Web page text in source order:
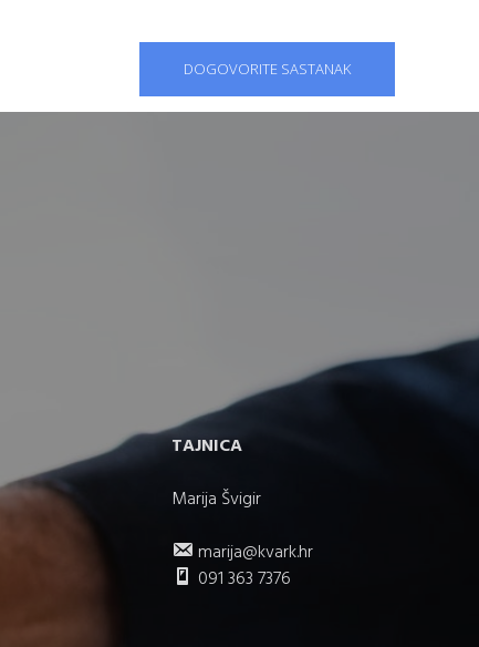
DOGOVORITE SASTANAK
TAJNICA
Marija Švigir
marija@kvark.hr
091 363 7376